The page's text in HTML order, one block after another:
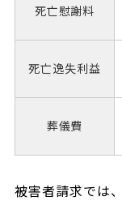
死亡慰謝料
死亡逸失利益
葬儀費
被害者請求では